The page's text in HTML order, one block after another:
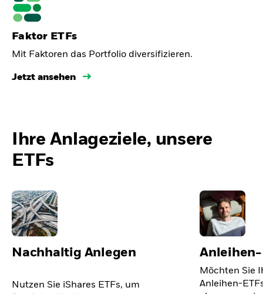
Faktor ETFs
Mit Faktoren das Portfolio diversifizieren.
Jetzt ansehen
Ihre Anlageziele, unsere
ETFs
Nachhaltig Anlegen
Nutzen Sie iShares ETFs, um
Anleihen-
Möchten Sie
Anleihen-